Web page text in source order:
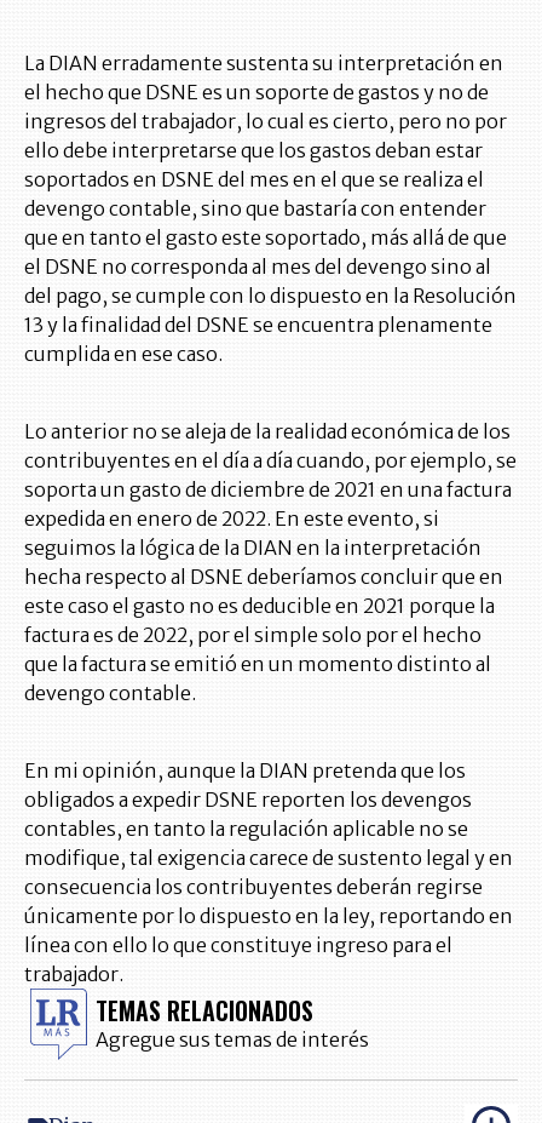
La DIAN erradamente sustenta su interpretación en
el hecho que DSNE es un soporte de gastos y no de
ingresos del trabajador, lo cual es cierto, pero no por
ello debe interpretarse que los gastos deban estar
soportados en DSNE del mes en el que se realiza el
devengo contable, sino que bastaría con entender
que en tanto el gasto este soportado, más allá de que
el DSNE no corresponda al mes del devengo sino al
del pago, se cumple con lo dispuesto en la Resolución
13 y la finalidad del DSNE se encuentra plenamente
cumplida en ese caso.
Lo anterior no se aleja de la realidad económica de los
contribuyentes en el día a día cuando, por ejemplo, se
soporta un gasto de diciembre de 2021 en una factura
expedida en enero de 2022. En este evento, si
seguimos la lógica de la DIAN en la interpretación
hecha respecto al DSNE deberíamos concluir que en
este caso el gasto no es deducible en 2021 porque la
factura es de 2022, por el simple solo por el hecho
que la factura se emitió en un momento distinto al
devengo contable.
En mi opinión, aunque la DIAN pretenda que los
obligados a expedir DSNE reporten los devengos
contables, en tanto la regulación aplicable no se
modifique, tal exigencia carece de sustento legal y en
consecuencia los contribuyentes deberán regirse
únicamente por lo dispuesto en la ley, reportando en
línea con ello lo que constituye ingreso para el
trabajador.
TEMAS RELACIONADOS
Agregue sus temas de interés